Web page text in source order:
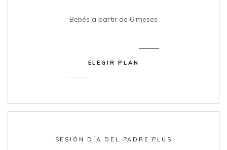
Bebés a partir de 6 meses
ELEGIR PLAN
SESIÓN DÍA DEL PADRE PLUS